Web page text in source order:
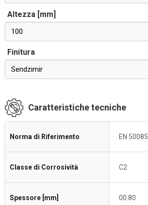
Altezza [mm]
100
Finitura
Sendzimir
Caratteristiche tecniche
Norma di Riferimento EN 50085
Classe di Corrosività C2
Spessore [mm] 00.80